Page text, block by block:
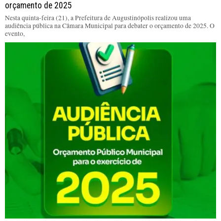
orçamento de 2025
Nesta quinta-feira (21), a Prefeitura de Augustinópolis realizou uma
audiência pública na Câmara Municipal para debater o orçamento de 2025. O
evento,